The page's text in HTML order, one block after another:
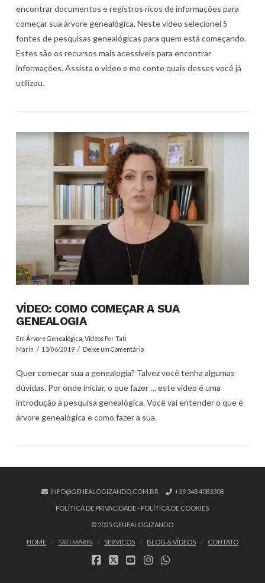
encontrar documentos e registros ricos de informações para
começar sua árvore genealógica. Neste vídeo selecionei 5
fontes de pesquisas genealógicas para quem está começando.
Estes são os recursos mais acessíveis para encontrar
informações. Assista o vídeo e me conte quais desses você já
utilizou.
VER POST
VÍDEO: COMO COMEÇAR A SUA
GENEALOGIA
Em Árvore Genealógica VídeosPor Tati
Marin
13/06/2019 Deixe um Comentário
Quer começar sua a genealogia? Talvez você tenha algumas
dúvidas. Por onde iniciar, o que fazer … este vídeo é uma
introdução à pesquisa genealógica. Você vai entender o que é
árvore genealógica e como fazer a sua.
INFO@GENEALOGIZANDO.COM.BR - +39 348 4083308
POLÍTICA DE PRIVACIDADE- POLÍTICA DE COOKIES
© 2025 GENEALOGIZANDO
HOME TATI MARIN SERVIÇOS BLOG & VÍDEOS CONTATO